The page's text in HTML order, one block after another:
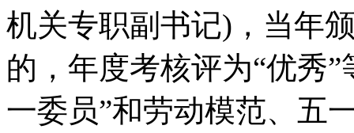
机关专职副书记)，当年
的，年度考核评为“优秀
一委员”和劳动模范、五